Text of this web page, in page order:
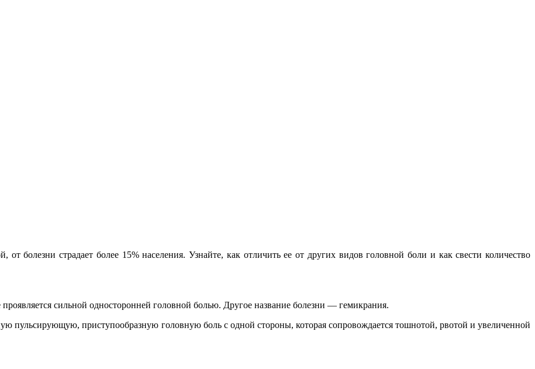
болезни страдает более 15% населения. Узнайте, как отличить ее от других видов головной боли и как свести количество
сильной односторонней головной болью. Другое название болезни — гемикрания.
пульсирующую, приступообразную головную боль с одной стороны, которая сопровождается тошнотой, рвотой и увеличенной